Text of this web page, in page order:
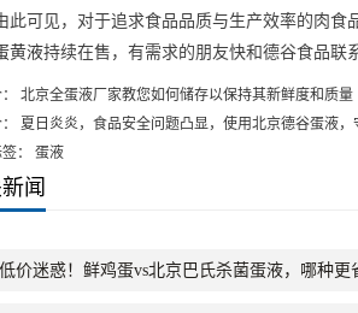
此可见， 对于追求食品品质与生产效率的肉食
黄液持续在售，有需求的朋友快和德谷食品联
北京全蛋液厂家教您如何储存以保持其新鲜度和质量
夏日炎炎，食品安全问题凸显，使用北京德谷蛋液
： 蛋液
闻
价迷惑！鲜鸡蛋vs北京巴氏杀菌蛋液，哪种更